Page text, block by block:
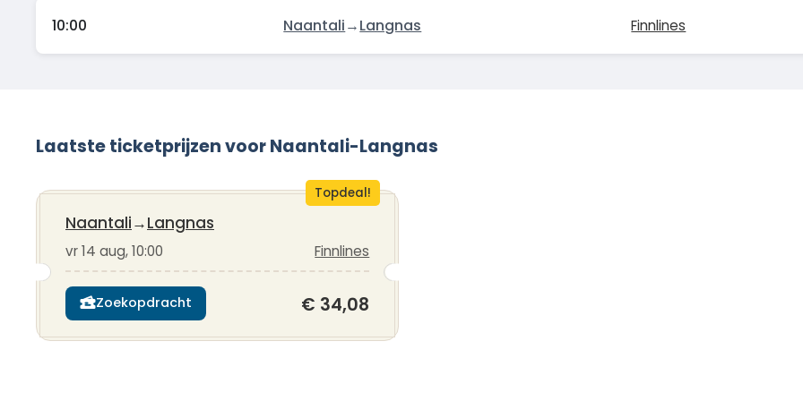
10:00 Naantali→Langnas Finnlines
Laatste ticketprijzen voor Naantali-Langnas
Topdeal!
Naantali→Langnas
vr 14 aug, 10:00 Finnlines
Zoekopdracht € 34,08